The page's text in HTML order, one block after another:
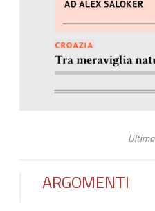
ARGOMENTI